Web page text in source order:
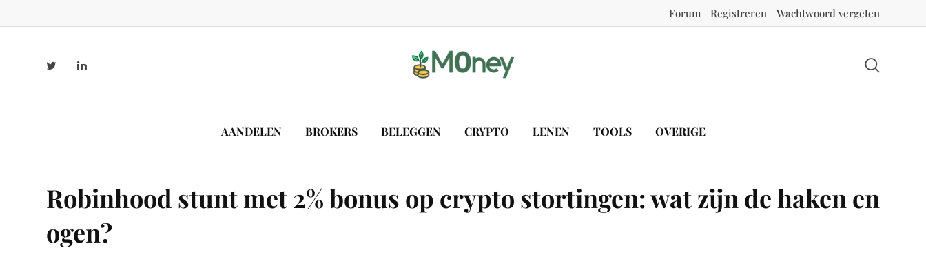
Forum Registreren Wachtwoord vergeten
AANDELEN BROKERS BELEGGEN CRYPTO LENEN TOOLS OVERIGE
Robinhood stunt met 2% bonus op crypto stortingen: wat zijn de haken en
ogen?